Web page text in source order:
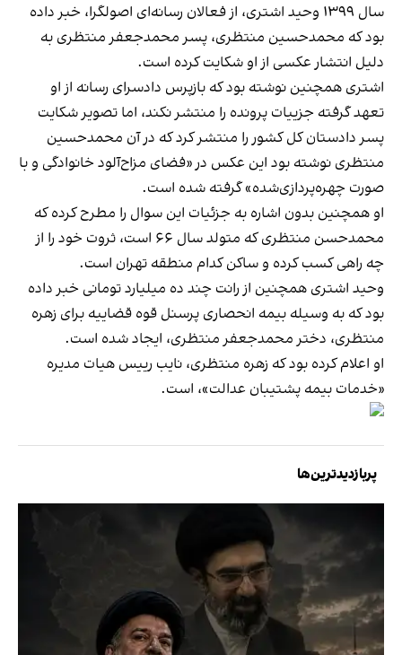
سال ۱۳۹۹ وحید اشتری، از فعالان رسانه‌ای اصولگرا، خبر داده
بود که محمدحسین منتظری، پسر محمدجعفر منتظری به
دلیل انتشار عکسی از او شکایت کرده است.
اشتری همچنین نوشته بود که بازپرس دادسرای رسانه از او
تعهد گرفته جزییات پرونده را منتشر نکند، اما تصویر شکایت
پسر دادستان کل کشور را منتشر کرد که در آن محمدحسین
منتظری نوشته بود این عکس در «فضای مزاح‌آلود خانوادگی و با
صورت چهره‌پردازی‌شده» گرفته شده است.
او همچنین بدون اشاره به جزئیات این سوال را مطرح کرده که
محمدحسن منتظری که متولد سال ۶۶ است، ثروت خود را از
چه راهی کسب کرده و ساکن کدام منطقه تهران است.
وحید اشتری همچنین از رانت چند ده میلیارد تومانی خبر داده
بود که به وسیله بیمه انحصاری پرسنل قوه قضاییه برای زهره
منتظری، دختر محمدجعفر منتظری، ایجاد شده است.
او اعلام کرده بود که زهره منتظری، نایب رییس هیات مدیره‌
«خدمات بیمه پشتیبان عدالت»، است.
پربازدیدترین‌ها